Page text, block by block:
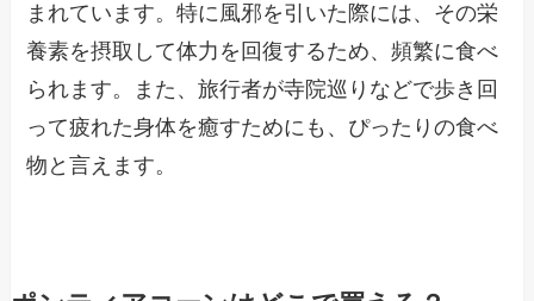
まれています。特に風邪を引いた際には、その栄
養素を摂取して体力を回復するため、頻繁に食べ
られます。また、旅行者が寺院巡りなどで歩き回
って疲れた身体を癒すためにも、ぴったりの食べ
物と言えます。